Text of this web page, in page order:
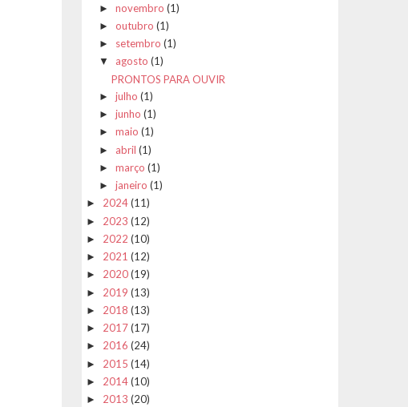
► novembro (1)
► outubro (1)
► setembro (1)
▼ agosto (1)
PRONTOS PARA OUVIR
► julho (1)
► junho (1)
► maio (1)
► abril (1)
► março (1)
► janeiro (1)
► 2024(11)
► 2023 (12)
► 2022 (10)
► 2021 (12)
► 2020(19)
► 2019 (13)
► 2018 (13)
► 2017(17)
► 2016 (24)
► 2015 (14)
► 2014(10)
► 2013 (20)